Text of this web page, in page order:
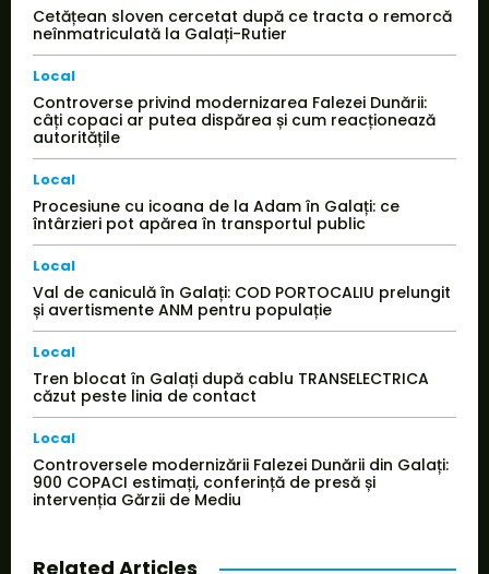
Cetățean sloven cercetat după ce tracta o remorcă
neînmatriculată la Galați-Rutier
Local
Controverse privind modernizarea Falezei Dunării:
câți copaci ar putea dispărea și cum reacționează
autoritățile
Local
Procesiune cu icoana de la Adam în Galați: ce
întârzieri pot apărea în transportul public
Local
Val de caniculă în Galați: COD PORTOCALIU prelungit
și avertismente ANM pentru populație
Local
Tren blocat în Galați după cablu TRANSELECTRICA
căzut peste linia de contact
Local
Controversele modernizării Falezei Dunării din Galați:
900 COPACI estimați, conferință de presă și
intervenția Gărzii de Mediu
Related Articles